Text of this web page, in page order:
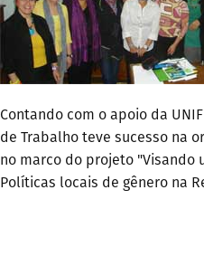
Contando com o apoio da
de Trabalho teve sucesso na
no marco do projeto "Visando
Políticas locais de gênero na